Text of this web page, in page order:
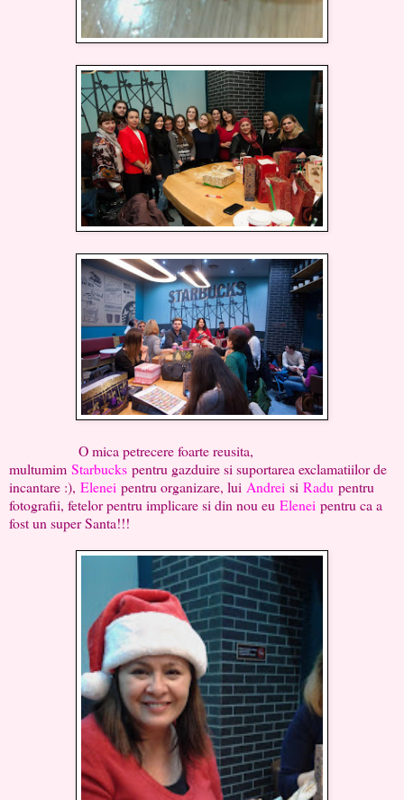
O mica petrecere foarte reusita,
multumim Starbucks pentru gazduire si suportarea exclamatiilor de
incantare :), Elenei pentru organizare, lui Andrei si Radu pentru
fotografii, fetelor pentru implicare si din nou eu Elenei pentru ca a
fost un super Santa!!!